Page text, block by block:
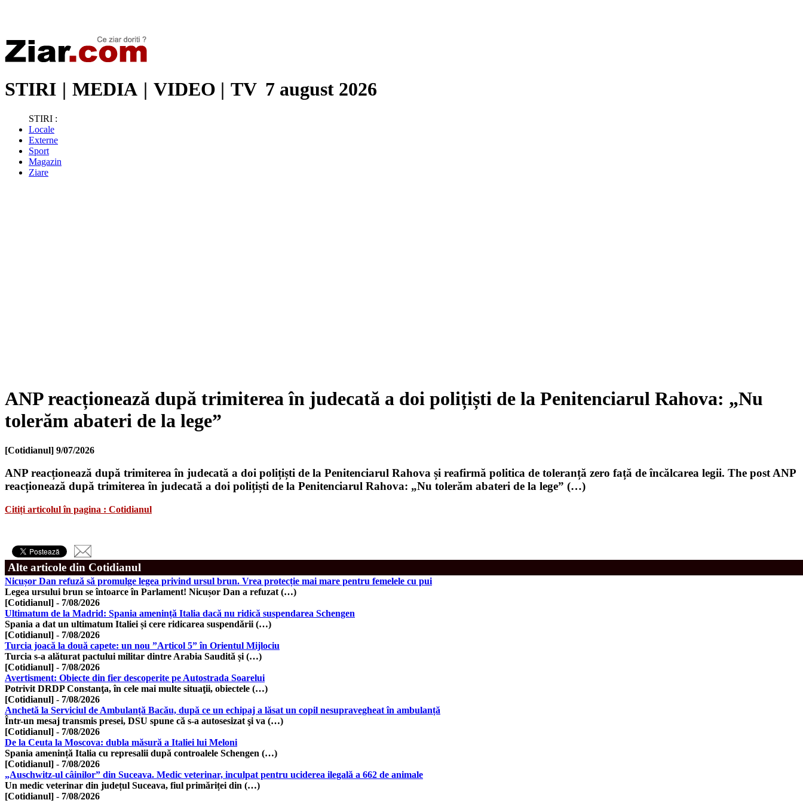
STIRI | MEDIA | VIDEO | TV 7 august 2026
STIRI :
Locale
Externe
Sport
Magazin
Ziare
ANP reacționează după trimiterea în judecată a doi polițiști de la Penitenciarul Rahova: „Nu
tolerăm abateri de la lege”
[Cotidianul] 9/07/2026
ANP reacționează după trimiterea în judecată a doi polițiști de la Penitenciarul Rahova și reafirmă politica de toleranță zero față de încălcarea legii. The post ANP
reacționează după trimiterea în judecată a doi polițiști de la Penitenciarul Rahova: „Nu tolerăm abateri de la lege” (…)
Citiți articolul în pagina : Cotidianul
Alte articole din Cotidianul
Nicușor Dan refuză să promulge legea privind ursul brun. Vrea protecție mai mare pentru femelele cu pui
Legea ursului brun se întoarce în Parlament! Nicușor Dan a refuzat (…)
[Cotidianul] - 7/08/2026
Ultimatum de la Madrid: Spania amenință Italia dacă nu ridică suspendarea Schengen
Spania a dat un ultimatum Italiei și cere ridicarea suspendării (…)
[Cotidianul] - 7/08/2026
Turcia joacă la două capete: un nou ”Articol 5” în Orientul Mijlociu
Turcia s-a alăturat pactului militar dintre Arabia Saudită și (…)
[Cotidianul] - 7/08/2026
Avertisment: Obiecte din fier descoperite pe Autostrada Soarelui
Potrivit DRDP Constanţa, în cele mai multe situaţii, obiectele (…)
[Cotidianul] - 7/08/2026
Anchetă la Serviciul de Ambulanță Bacău, după ce un echipaj a lăsat un copil nesupravegheat în ambulanță
Într-un mesaj transmis presei, DSU spune că s-a autosesizat şi va (…)
[Cotidianul] - 7/08/2026
De la Ceuta la Moscova: dubla măsură a Italiei lui Meloni
Spania amenință Italia cu represalii după controalele Schengen (…)
[Cotidianul] - 7/08/2026
„Auschwitz-ul câinilor” din Suceava. Medic veterinar, inculpat pentru uciderea ilegală a 662 de animale
Un medic veterinar din județul Suceava, fiul primăriței din (…)
[Cotidianul] - 7/08/2026